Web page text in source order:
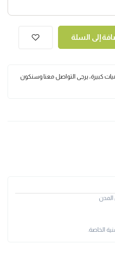
إلى السلة
كبيرة، يرجى التواصل معنا وسنكون
الخاصة.